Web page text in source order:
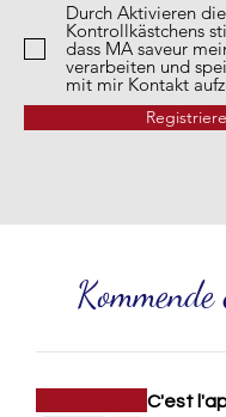
Durch Aktivieren
Kontrollkästchens
dass MA saveur
verarbeiten und
mit mir Kontakt
Kommende
C'est